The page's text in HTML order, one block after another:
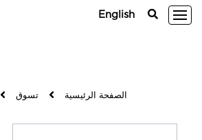
English
الصفحة الرئيسية تسوق